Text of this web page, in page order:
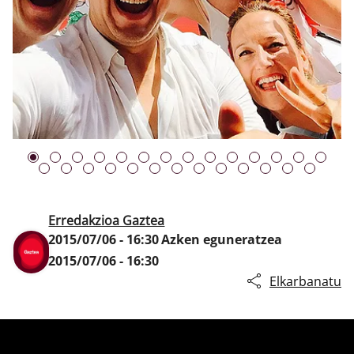
Klisk
Erredakzioa Gaztea
2015/07/06 - 16:30Azken eguneratzea
2015/07/06 - 16:30
Elkarbanatu